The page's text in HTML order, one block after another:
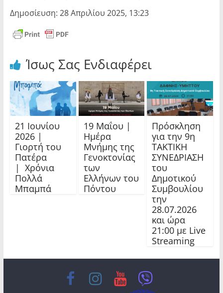
Δημοσίευση: 28 Απριλίου 2025, 13:23
Ίσως Σας Ενδιαφέρει
21 Ιουνίου
2026 |
Γιορτή του
Πατέρα
| Χρόνια
Πολλά
Μπαμπά
19 Μαΐου |
Ημέρα
Μνήμης της
Γενοκτονίας
των
Ελλήνων του
Πόντου
Πρόσκληση
για την 9η
ΤΑΚΤΙΚΗ
ΣΥΝΕΔΡΙΑΣΗ
του
Δημοτικού
Συμβουλίου
την
28.07.2026
και ώρα
21:00 με Live
Streaming